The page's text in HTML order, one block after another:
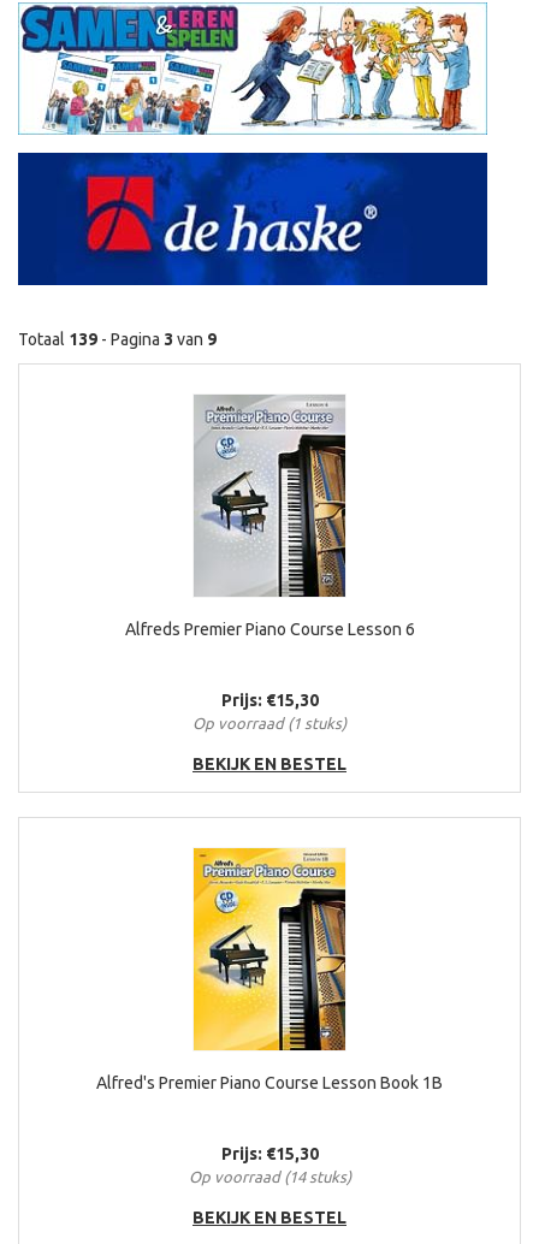
Totaal 139 - Pagina 3 van 9
Alfreds Premier Piano Course Lesson 6
Prijs: €15,30
Op voorraad (1 stuks)
BEKIJK EN BESTEL
Alfred's Premier Piano Course Lesson Book 1B
Prijs: €15,30
Op voorraad (14 stuks)
BEKIJK EN BESTEL